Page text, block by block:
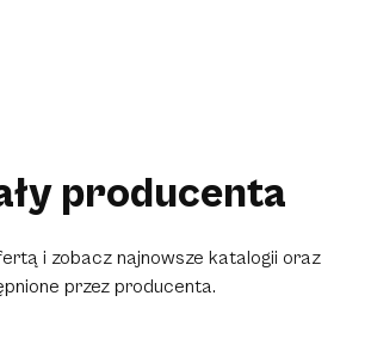
producenta
i zobacz najnowsze katalogii oraz
przez producenta.